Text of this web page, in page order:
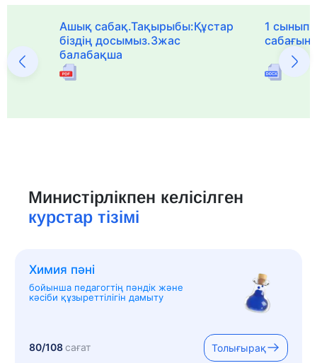
Ашық сабақ.Тақырыбы:Құстар
біздің досымыз.3жас
балабақша
1
Министірлікпен келісілген
курстар тізімі
Химия пәні
бойынша педагогтің пәндік және
кәсіби құзыреттілігін дамыту
80/108сағат Толығырақ